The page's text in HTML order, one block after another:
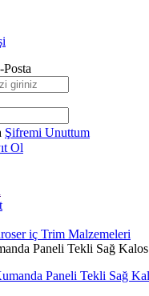
Posta
Şifremi Unuttum
Ol
iç Trim Malzemeleri
Paneli Tekli Sağ Kalos